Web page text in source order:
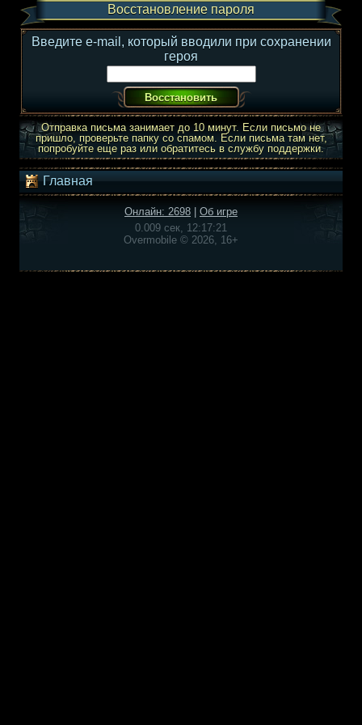
Восстановление пароля
Введите e-mail, который вводили при сохранении
героя
Отправка письма занимает до 10 минут. Если письмо не
пришло, проверьте папку со спамом. Если письма там нет,
попробуйте еще раз или обратитесь в службу поддержки.
Главная
Онлайн: 2698
Об игре
0.009 сек, 12:17:21
Overmobile © 2026, 16+